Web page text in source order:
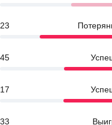
23
45
17
33